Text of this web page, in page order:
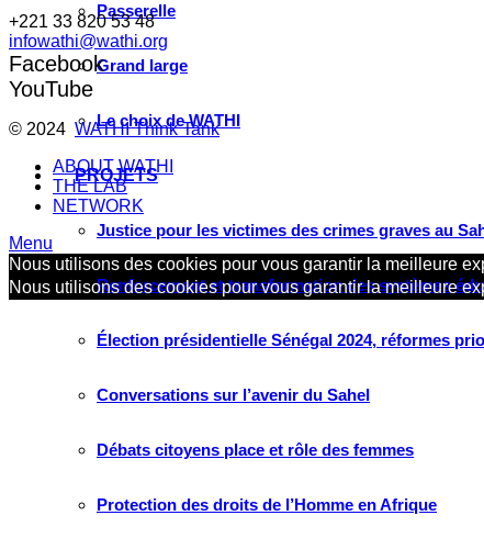
Passerelle
Grand large
Le choix de WATHI
PROJETS
Justice pour les victimes des crimes graves au
Renforcement et transformation des systèmes
Élection présidentielle Sénégal 2024, réformes
Conversations sur l’avenir du Sahel
Débats citoyens place et rôle des femmes
Protection des droits de l’Homme en Afrique
+221 33 820 53 48
infowathi@wathi.org
Facebook
YouTube
© 2024 WATHI Think Tank
ABOUT WATHI
THE LAB
NETWORK
Menu
Nous utilisons des cookies pour vous garantir la meilleure
Nous utilisons des cookies pour vous garantir la meilleure